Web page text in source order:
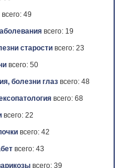
всего: 49
всего: 19
старости всего: 23
всего: 50
болезни глаз всего: 48
всего: 68
всего: 22
всего: 42
всего: 43
всего: 39